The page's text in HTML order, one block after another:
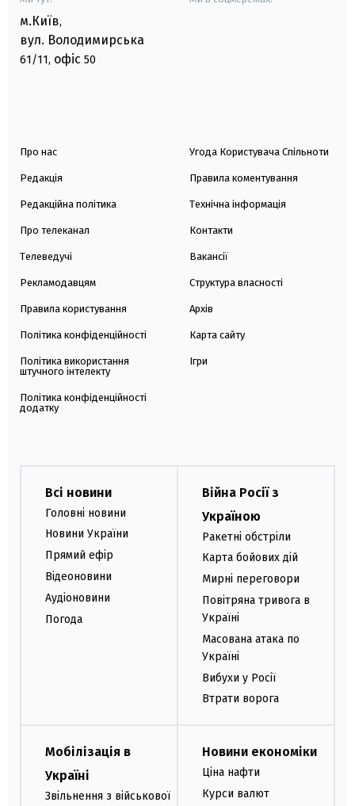
м.Київ,
вул. Володимирська
61/11, офіс 50
Про нас
Редакція
Редакційна політика
Про телеканал
Телеведучі
Рекламодавцям
Правила користування
Політика конфіденційності
Політика використання
штучного інтелекту
Політика конфіденційності
додатку
Угода Користувача Спільноти
Правила коментування
Технічна інформація
Контакти
Вакансії
Структура власності
Архів
Карта сайту
Ігри
Всі новини
Головні новини
Новини України
Прямий ефір
Відеоновини
Аудіоновини
Погода
Війна Росії з
Україною
Ракетні обстріли
Карта бойових дій
Мирні переговори
Повітряна тривога в
Україні
Масована атака по
Україні
Вибухи у Росії
Втрати ворога
Мобілізація в
Україні
Звільнення з військової
Новини економіки
Ціна нафти
Курси валют